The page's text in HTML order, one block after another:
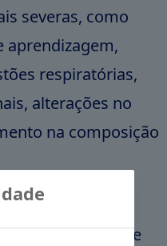
severas, como
aprendizagem,
respiratórias,
alterações no
na composição
a colaboração de